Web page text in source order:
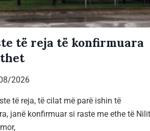
të reja të konfirmuara
2026
të reja, të cilat më parë ishin të
janë konfirmuar si raste me ethe të Nilit